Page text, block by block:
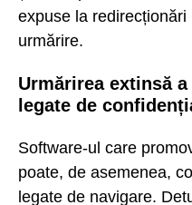
expuse la
urmărire.
Urmărirea extinsă
legate de
Software-ul care
poate, de asemenea,
legate de navigare.